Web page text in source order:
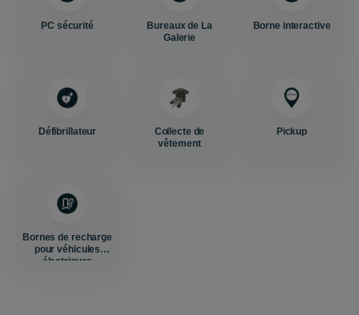
PC sécurité
Bureaux de La
Galerie
Borne interactive
Défibrillateur
Collecte de
vêtement
Pickup
Bornes de recharge
pour véhicules
électriques